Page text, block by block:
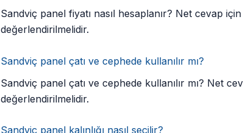
Sandviç panel fiyatı nasıl hesaplanır? Net cevap
değerlendirilmelidir.
Sandviç panel çatı ve cephede kullanılır mı?
Sandviç panel çatı ve cephede kullanılır mı? Net
değerlendirilmelidir.
Sandviç panel kalınlığı nasıl seçilir?